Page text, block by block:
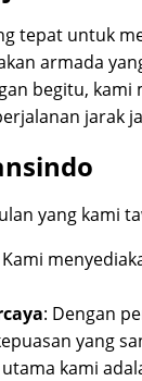
tepat untuk
armada
begitu,
jarak
yang kami
Kami
: Dengan
yang
utama kami